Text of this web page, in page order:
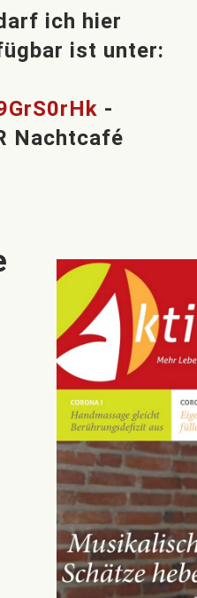
ich hier
ist unter:
-
Nachtcafé